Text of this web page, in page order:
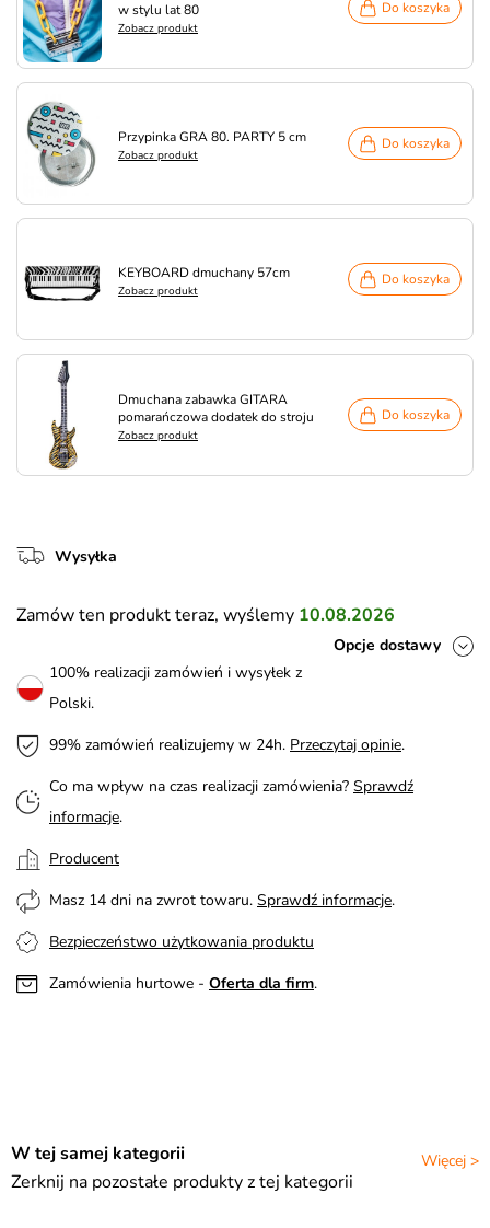
w stylu lat 80
Zobacz produkt
Do koszyka
Przypinka GRA 80. PARTY 5 cm
Zobacz produkt
Do koszyka
KEYBOARD dmuchany 57cm
Zobacz produkt
Do koszyka
Dmuchana zabawka GITARA
pomarańczowa dodatek do stroju
Zobacz produkt
Do koszyka
Wysyłka
Zamów ten produkt teraz, wyślemy 10.08.2026
Opcje dostawy
100% realizacji zamówień i wysyłek z
Polski.
99% zamówień realizujemy w 24h. Przeczytaj opinie.
Co ma wpływ na czas realizacji zamówienia? Sprawdź
informacje.
Producent
Masz 14 dni na zwrot towaru. Sprawdź informacje.
Bezpieczeństwo użytkowania produktu
Zamówienia hurtowe - Oferta dla firm.
Więcej >
W tej samej kategorii
Zerknij na pozostałe produkty z tej kategorii